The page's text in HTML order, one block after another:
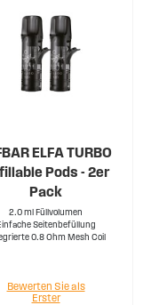
ELFA TURBO
Pods - 2er
Pack
2.0 ml Füllvolumen
Seitenbefüllung
0.8 Ohm Mesh Coil
Bewerten Sie als
Erster